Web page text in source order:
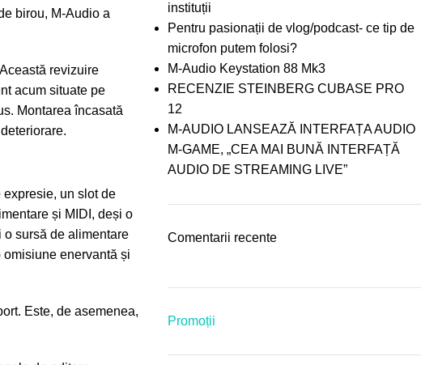
birou, M-Audio a
revizuire
acum situate pe
Montarea încasată
un slot de
și MIDI, deși o
o sursă de alimentare
enervantă și
Este, de asemenea,
instituții
Pentru pasionații de vlog/podcast- ce tip de
microfon putem folosi?
M-Audio Keystation 88 Mk3
RECENZIE STEINBERG CUBASE PRO
12
M-AUDIO LANSEAZĂ INTERFAȚA AUDIO
M-GAME, „CEA MAI BUNĂ INTERFAȚĂ
AUDIO DE STREAMING LIVE”
Comentarii recente
Promoții